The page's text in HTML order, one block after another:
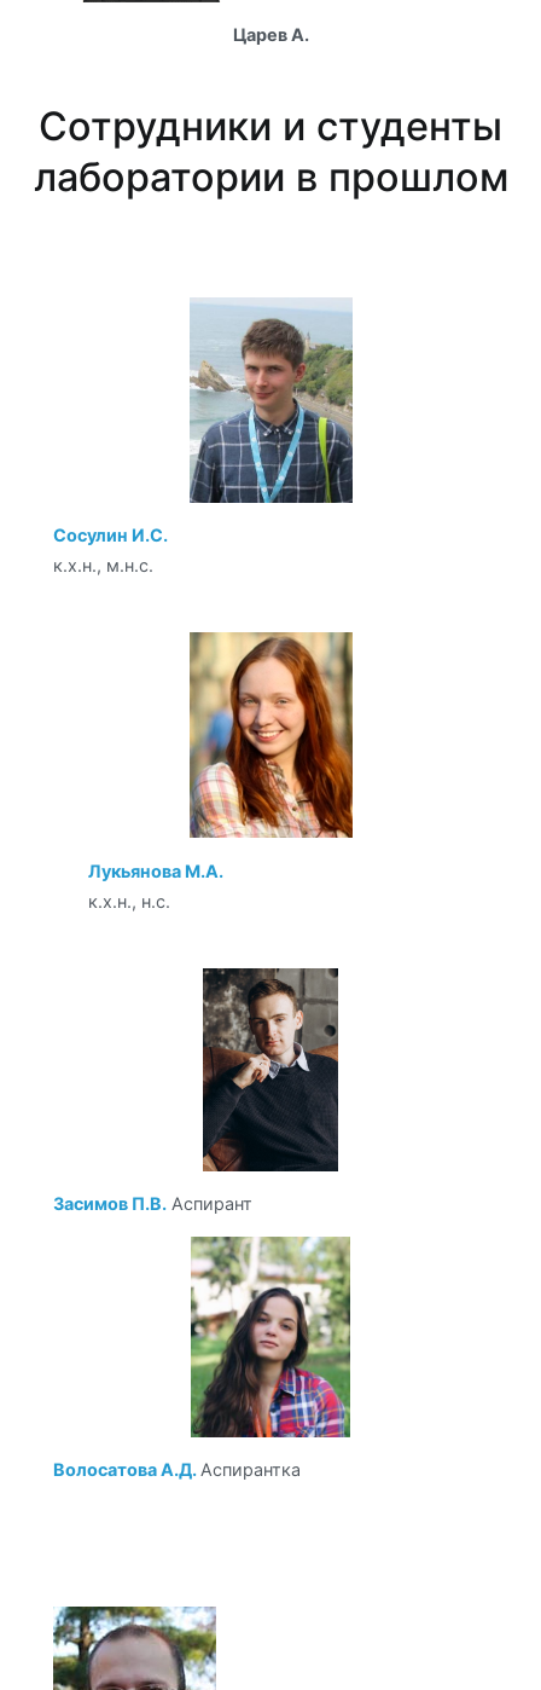
Царев А.
Сотрудники и студенты
лаборатории в прошлом
Сосулин И.С.
к.х.н., м.н.с.
Лукьянова М.А.
к.х.н., н.с.
Засимов П.В.Аспирант
Волосатова А.Д. Аспирантка